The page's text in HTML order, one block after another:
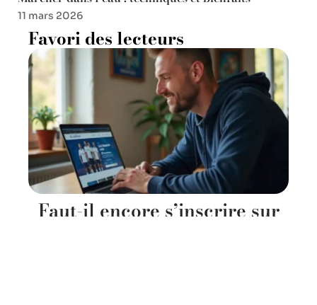
11 mars 2026
Favori des lecteurs
Faut-il encore s’inscrire sur